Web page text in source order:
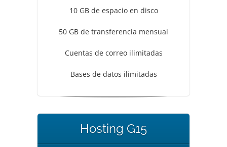
10 GB de espacio en disco
50 GB de transferencia mensual
Cuentas de correo ilimitadas
Bases de datos ilimitadas
Hosting G15